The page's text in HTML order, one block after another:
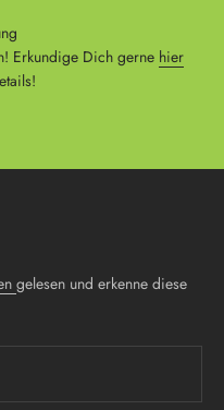
Erkundige Dich gerne hier
gelesen und erkenne diese